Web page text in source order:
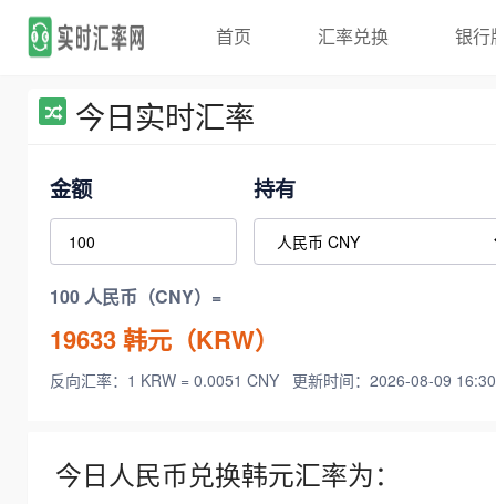
首页 汇率兑换 银行
今日实时汇率
金额 持有
100 人民币（CNY）=
19633韩元（KRW）
反向汇率：1 KRW = 0.0051 CNY 更新时间：2026-08-09
今日人民币兑换韩元汇率为：